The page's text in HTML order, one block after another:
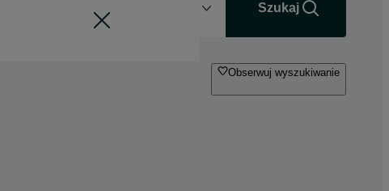
Szukaj
Obserwuj wyszukiwanie